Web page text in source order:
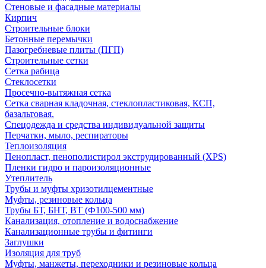
Стеновые и фасадные материалы
Кирпич
Строительные блоки
Бетонные перемычки
Пазогребневые плиты (ПГП)
Строительные сетки
Сетка рабица
Стеклосетки
Просечно-вытяжная сетка
Сетка сварная кладочная, стеклопластиковая, КСП,
базальтовая.
Спецодежда и средства индивидуальной защиты
Перчатки, мыло, респираторы
Теплоизоляция
Пенопласт, пенополистирол экструдированный (XPS)
Пленки гидро и пароизоляционные
Утеплитель
Трубы и муфты хризотилцементные
Муфты, резиновые кольца
Трубы БТ, БНТ, ВТ (Ф100-500 мм)
Канализация, отопление и водоснабжение
Канализационные трубы и фитинги
Заглушки
Изоляция для труб
Муфты, манжеты, переходники и резиновые кольца